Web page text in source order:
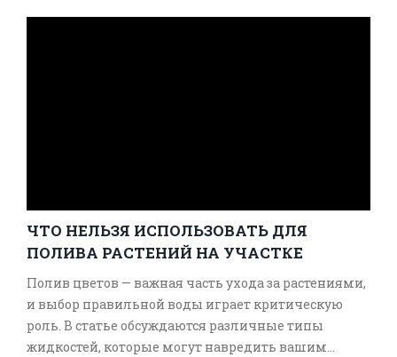
ЧТО НЕЛЬЗЯ ИСПОЛЬЗОВАТЬ ДЛЯ
ПОЛИВА РАСТЕНИЙ НА УЧАСТКЕ
Полив цветов — важная часть ухода за растениями,
и выбор правильной воды играет критическую
роль. В статье обсуждаются различные типы
жидкостей, которые могут навредить вашим